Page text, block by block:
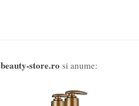
beauty-store.ro si anume: